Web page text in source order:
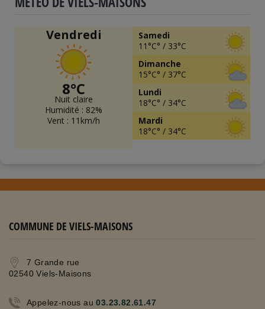
Vendredi
8°C
Nuit claire
Humidité : 82%
Vent : 11km/h
Samedi
11°C° / 33°C
Dimanche
15°C° / 37°C
Lundi
18°C° / 34°C
Mardi
18°C° / 34°C
COMMUNE DE VIELS-MAISONS
7 Grande rue
02540 Viels-Maisons
Appelez-nous au03.23.82.61.47